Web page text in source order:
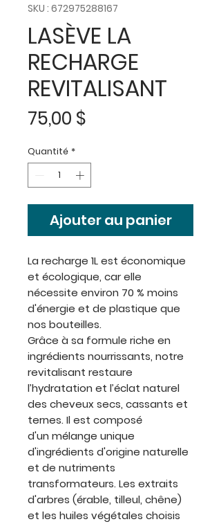
SKU : 672975288167
LASÈVE LA
RECHARGE
REVITALISANT
75,00 $
Quantité *
Ajouter au panier
La recharge 1L est économique
et écologique, car elle
nécessite environ 70 % moins
d'énergie et de plastique que
nos bouteilles.
Grâce à sa formule riche en
ingrédients nourrissants, notre
revitalisant restaure
l’hydratation et l’éclat naturel
des cheveux secs, cassants et
ternes. Il est composé
d'un mélange unique
d'ingrédients d'origine naturelle
et de nutriments
transformateurs. Les extraits
d'arbres (érable, tilleul, chêne)
et les huiles végétales choisis